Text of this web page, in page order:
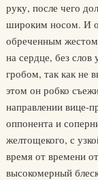
руку, после чего
широким носом. И
обреченным жестом
на сердце, без
гробом, так как не
этом он робко
направлении вице-
оппонента и
желтощекого, с
время от времени
высокомерный